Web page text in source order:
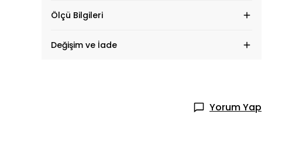
Ölçü Bilgileri
Değişim ve İade
Yorum Yap